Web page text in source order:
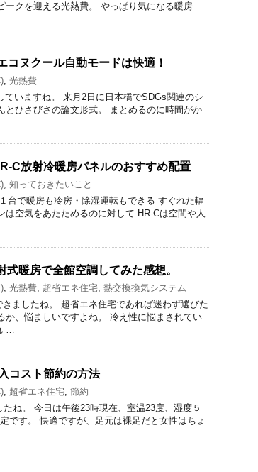
ークを迎える光熱費。 やっぱり気になる暖房
ヌクール自動モードは快適！
, 光熱費
いますね。 来月2日に日本橋でSDGs関連のシ
とひさびさの論文形式。 まとめるのに時間がか
C放射冷暖房パネルのおすすめ配置
, 知っておきたいこと
で暖房も冷房・除湿運転もできる すぐれた輻
空気をあたためるのに対して HR-Cは空間や人
暖房で全館空調してみた感想。
, 光熱費, 超省エネ住宅, 熱交換換気システム
ましたね。 超省エネ住宅であれば迷わず選びた
か、悩ましいですよね。 冷え性に悩まされてい
…
コスト節約の方法
, 超省エネ住宅, 節約
ね。 今日は午後23時現在、室温23度、湿度５
です。 快適ですが、足元は裸足だと女性はちょ